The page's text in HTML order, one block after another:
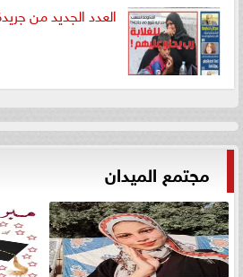
العدد الجديد من جريدة
مجتمع الميدان